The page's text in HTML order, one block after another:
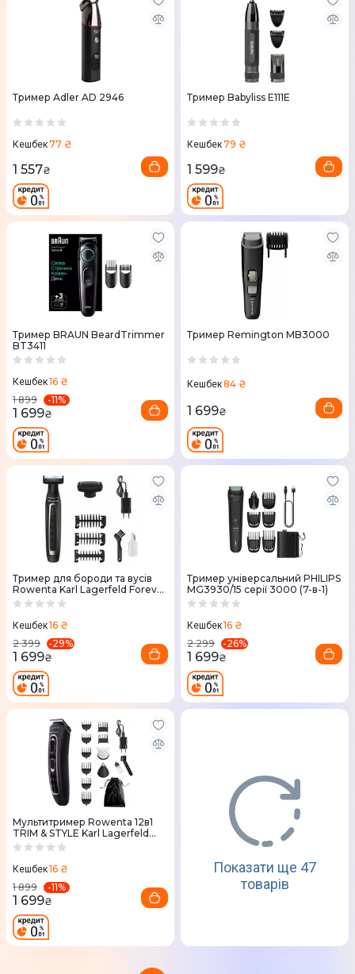
Тример Adler AD 2946
Кешбек77 ₴
1 557₴
Тример Babyliss E111E
Кешбек79 ₴
1 599₴
Тример BRAUN BeardTrimmer
BT3411
Кешбек16 ₴
1 899
-11%
1 699₴
Тример Remington MB3000
Кешбек84 ₴
1 699₴
Тример для бороди та вусів
Rowenta Karl Lagerfeld Forever
Sharp TN602LF0
Кешбек16 ₴
2 399
-29%
1 699₴
Тример універсальний PHILIPS
MG3930/15 серії 3000 (7-в-1)
Кешбек16 ₴
2 299
-26%
1 699₴
Мультитример Rowenta 12в1
TRIM & STYLE Karl Lagerfeld
TN911LF0
Кешбек16 ₴
1 899
-11%
1 699₴
Показати ще 47
товарів